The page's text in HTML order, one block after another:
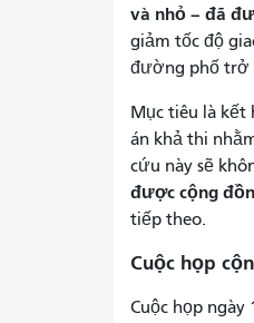
và nhỏ – đã
giảm tốc độ
đường phố trở
Mục tiêu là kết
án khả thi
cứu này sẽ
được cộng
tiếp theo.
Cuộc họp
Cuộc họp ngày